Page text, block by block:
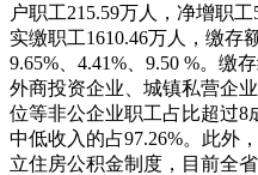
户职工215.59万人，净增职工
实缴职工1610.46万人，缴存
9.65%、4.41%、9.50 %。缴
外商投资企业、城镇私营企
位等非公企业职工占比超过8
中低收入的占97.26%。此外
立住房公积金制度，目前全